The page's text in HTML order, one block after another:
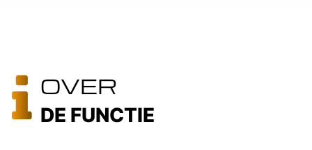
OVER
DE FUNCTIE